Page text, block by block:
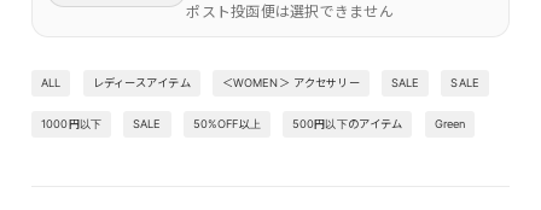
ポスト投函便は選択できません
ALL レディースアイテム ＜WOMEN＞ アクセサリー SALE SALE
1000円以下 SALE 50%OFF以上 500円以下のアイテム Green